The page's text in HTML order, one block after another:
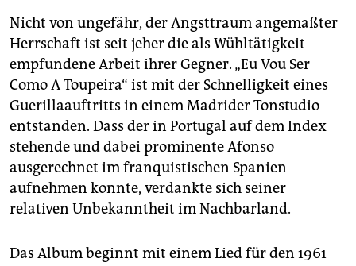
Nicht von ungefähr, der Angsttraum angemaßter
Herrschaft ist seit jeher die als Wühltätigkeit
empfundene Arbeit ihrer Gegner. „Eu Vou Ser
Como A Toupeira“ ist mit der Schnelligkeit eines
Guerillaauftritts in einem Madrider Tonstudio
entstanden. Dass der in Portugal auf dem Index
stehende und dabei prominente Afonso
ausgerechnet im franquistischen Spanien
aufnehmen konnte, verdankte sich seiner
relativen Unbekanntheit im Nachbarland.
Das Album beginnt mit einem Lied für den 1961